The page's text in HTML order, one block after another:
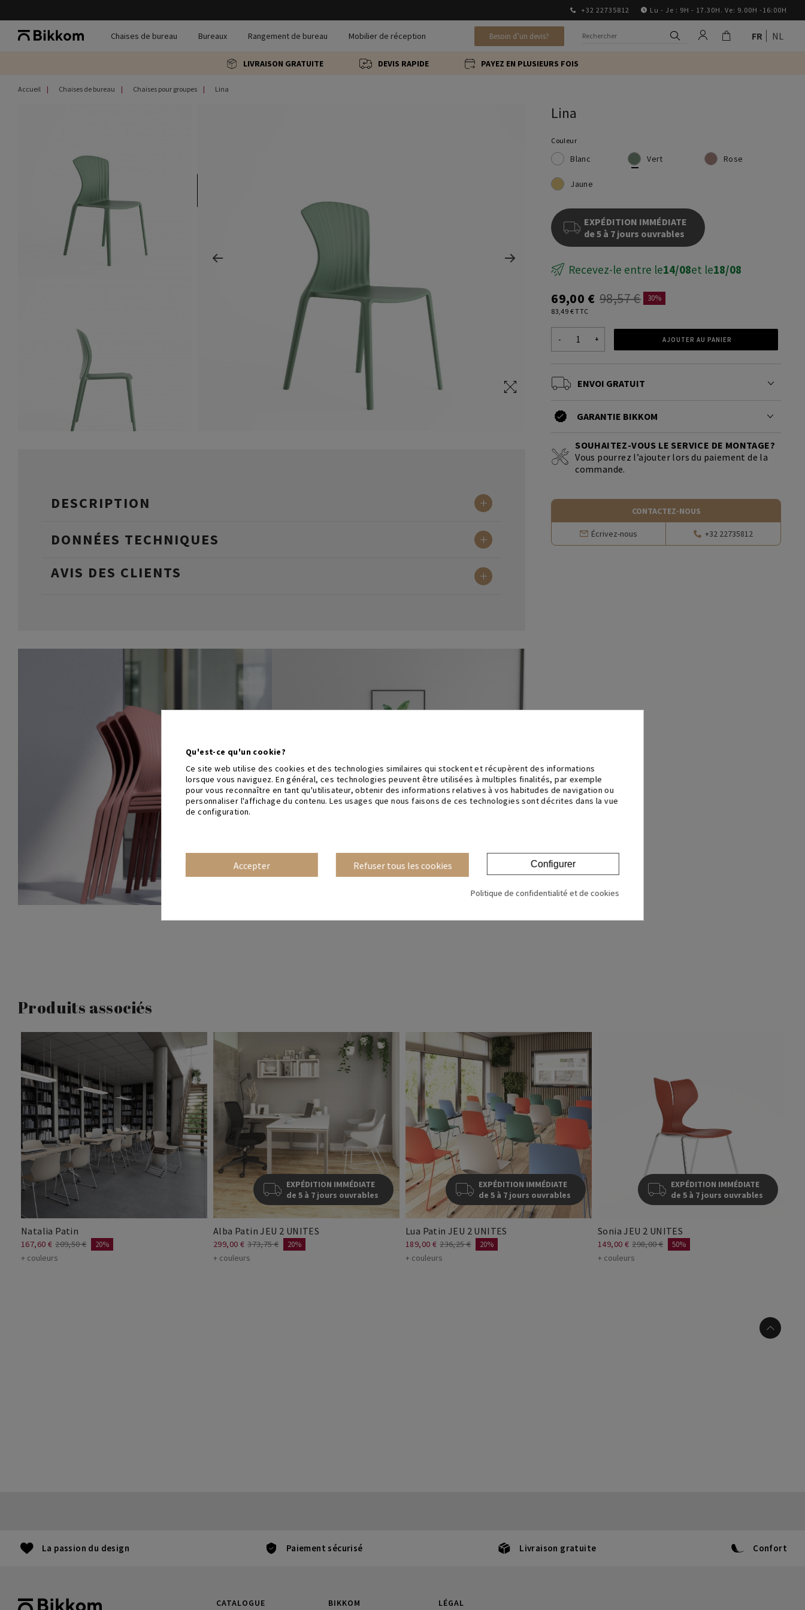
+32 22735812 Lu - Je : 9H - 17.30H. Ve: 9.00H -16:00H
Chaises de bureau Bureaux Rangement de bureau Mobilier de réception Besoin d’un devis? FR NL
LIVRAISON GRATUITE DEVIS RAPIDE PAYEZ EN PLUSIEURS FOIS
Accueil Chaises de bureau Chaises pour groupes Lina
Lina
Couleur
Blanc Vert Rose
Jaune
EXPÉDITION IMMÉDIATE
de 5 à 7 jours ouvrables
Recevez-le entre le14/08et le18/08
69,00 € 98,57 € 30%
83,49 € TTC
- + AJOUTER AU PANIER
ENVOI GRATUIT
GARANTIE BIKKOM
SOUHAITEZ-VOUS LE SERVICE DE MONTAGE?
Vous pourrez l’ajouter lors du paiement de la
commande.
CONTACTEZ-NOUS
Écrivez-nous +32 22735812
DESCRIPTION
DONNÉES TECHNIQUES
AVIS DES CLIENTS
Produits associés
Natalia Patin
167,60 € 209,50 € 20%
+ couleurs
EXPÉDITION IMMÉDIATE
de 5 à 7 jours ouvrables
Alba Patin JEU 2 UNITES
299,00 € 373,75 € 20%
+ couleurs
EXPÉDITION IMMÉDIATE
de 5 à 7 jours ouvrables
Lua Patin JEU 2 UNITES
189,00 € 236,25 € 20%
+ couleurs
EXPÉDITION IMMÉDIATE
de 5 à 7 jours ouvrables
Sonia JEU 2 UNITES
149,00 € 298,00 € 50%
+ couleurs
La passion du design Paiement sécurisé Livraison gratuite Confort
CATALOGUE BIKKOM LÉGAL
Qu'est-ce qu'un cookie?
Ce site web utilise des cookies et des technologies similaires qui stockent et récupèrent des informations
lorsque vous naviguez. En général, ces technologies peuvent être utilisées à multiples finalités, par exemple
pour vous reconnaître en tant qu'utilisateur, obtenir des informations relatives à vos habitudes de navigation ou
personnaliser l'affichage du contenu. Les usages que nous faisons de ces technologies sont décrites dans la vue
de configuration.
Accepter Refuser tous les cookies Configurer
Politique de confidentialité et de cookies